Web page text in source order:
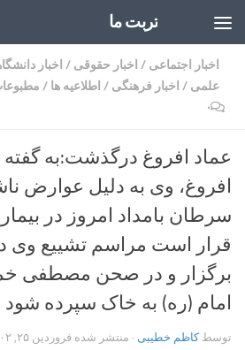
تربت ما
اخبار اجتماعی / اخبار حقوقی / اخبار
علمی / اخبار فرهنگی / اطلاعیه ها /
۰
عماد افروغ درگذشت:به
افروغ، وی به دلیل عوارض
سرطان بامداد امروز در
قرار است مراسم تشییع وی
برگزار و در صحن مصطفی
امام (ره) به خاک سپرده شود
توسطکاظم خطیبی · منتشر شده فروردین ۲۵, ۱۴۰۲